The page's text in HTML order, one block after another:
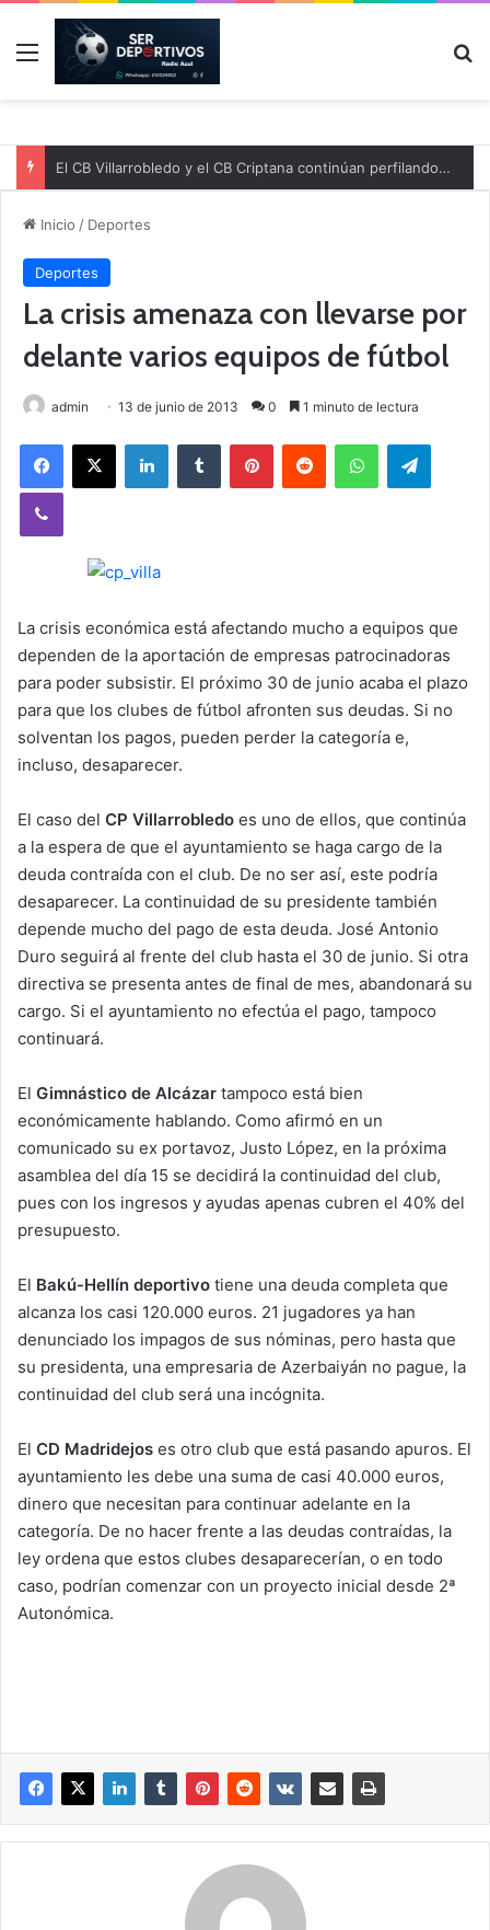
Menú
El CB Villarrobledo y el CB Criptana continúan perfilando sus plantillas
Inicio / Deportes
Deportes
La crisis amenaza con llevarse por
delante varios equipos de fútbol
admin 13 de junio de 2013 0 1 minuto de lectura
La crisis económica está afectando mucho a equipos que
dependen de la aportación de empresas patrocinadoras
para poder subsistir. El próximo 30 de junio acaba el plazo
para que los clubes de fútbol afronten sus deudas. Si no
solventan los pagos, pueden perder la categoría e,
incluso, desaparecer.
El caso del CP Villarrobledo es uno de ellos, que continúa
a la espera de que el ayuntamiento se haga cargo de la
deuda contraída con el club. De no ser así, este podría
desaparecer. La continuidad de su presidente también
depende mucho del pago de esta deuda. José Antonio
Duro seguirá al frente del club hasta el 30 de junio. Si otra
directiva se presenta antes de final de mes, abandonará su
cargo. Si el ayuntamiento no efectúa el pago, tampoco
continuará.
El Gimnástico de Alcázar tampoco está bien
económicamente hablando. Como afirmó en un
comunicado su ex portavoz, Justo López, en la próxima
asamblea del día 15 se decidirá la continuidad del club,
pues con los ingresos y ayudas apenas cubren el 40% del
presupuesto.
El Bakú-Hellín deportivo tiene una deuda completa que
alcanza los casi 120.000 euros. 21 jugadores ya han
denunciado los impagos de sus nóminas, pero hasta que
su presidenta, una empresaria de Azerbaiyán no pague, la
continuidad del club será una incógnita.
El CD Madridejos es otro club que está pasando apuros. El
ayuntamiento les debe una suma de casi 40.000 euros,
dinero que necesitan para continuar adelante en la
categoría. De no hacer frente a las deudas contraídas, la
ley ordena que estos clubes desaparecerían, o en todo
caso, podrían comenzar con un proyecto inicial desde 2ª
Autonómica.